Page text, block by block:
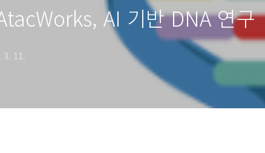
AI 기반 DNA 연구
3. 11.